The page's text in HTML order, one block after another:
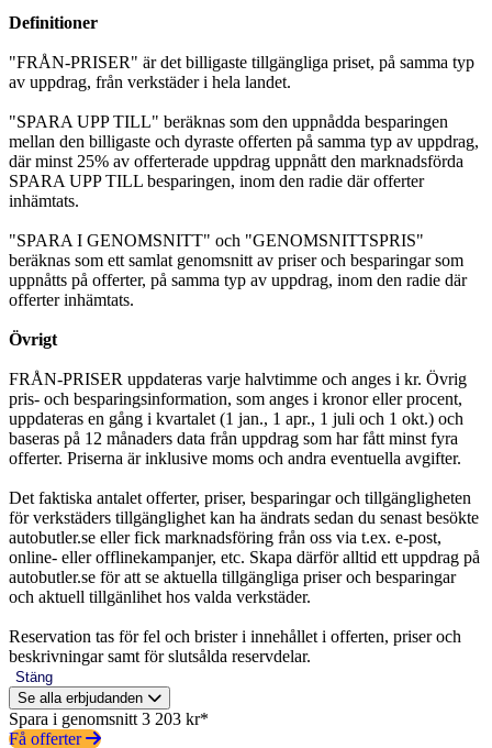
Definitioner
"FRÅN-PRISER" är det billigaste tillgängliga priset, på samma typ
av uppdrag, från verkstäder i hela landet.
"SPARA UPP TILL" beräknas som den uppnådda besparingen
mellan den billigaste och dyraste offerten på samma typ av uppdrag,
där minst 25% av offerterade uppdrag uppnått den marknadsförda
SPARA UPP TILL besparingen, inom den radie där offerter
inhämtats.
"SPARA I GENOMSNITT" och "GENOMSNITTSPRIS"
beräknas som ett samlat genomsnitt av priser och besparingar som
uppnåtts på offerter, på samma typ av uppdrag, inom den radie där
offerter inhämtats.
Övrigt
FRÅN-PRISER uppdateras varje halvtimme och anges i kr. Övrig
pris- och besparingsinformation, som anges i kronor eller procent,
uppdateras en gång i kvartalet (1 jan., 1 apr., 1 juli och 1 okt.) och
baseras på 12 månaders data från uppdrag som har fått minst fyra
offerter. Priserna är inklusive moms och andra eventuella avgifter.
Det faktiska antalet offerter, priser, besparingar och tillgängligheten
för verkstäders tillgänglighet kan ha ändrats sedan du senast besökte
autobutler.se eller fick marknadsföring från oss via t.ex. e-post,
online- eller offlinekampanjer, etc. Skapa därför alltid ett uppdrag på
autobutler.se för att se aktuella tillgängliga priser och besparingar
och aktuell tillgänlihet hos valda verkstäder.
Reservation tas för fel och brister i innehållet i offerten, priser och
beskrivningar samt för slutsålda reservdelar.
Stäng
Se alla erbjudanden
Spara i genomsnitt 3 203 kr*
Få offerter